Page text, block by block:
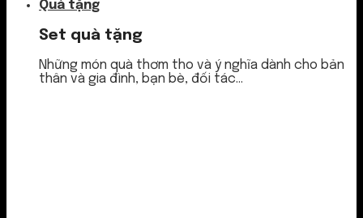
Quà tặng
Set quà tặng
Những món quà thơm tho và ý nghĩa dành cho bản
thân và gia đình, bạn bè, đối tác...